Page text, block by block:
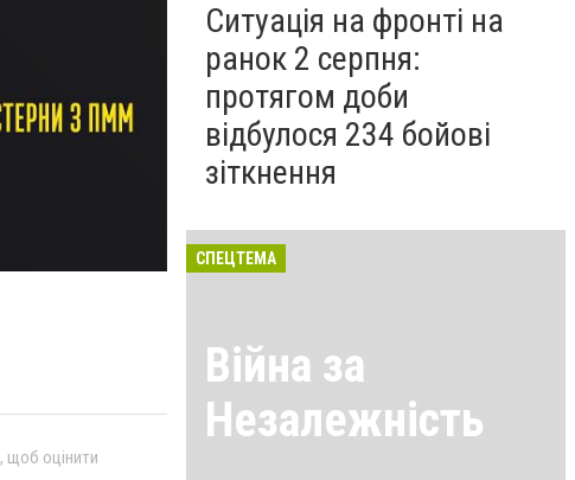
, щоб оцінити
Ситуація на фронті на
ранок 2 серпня:
протягом доби
відбулося 234 бойові
зіткнення
СПЕЦТЕМА
Війна за
Незалежність